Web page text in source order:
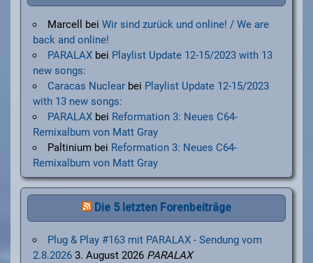
Marcell bei Wir sind zurück und online! / We are
back and online!
PARALAXbei Playlist Update 12-15/2023 with 13
new songs:
Caracas Nuclearbei Playlist Update 12-15/2023
with 13 new songs:
PARALAXbei Reformation 3: Neues C64-
Remixalbum von Matt Gray
Paltiniumbei Reformation 3: Neues C64-
Remixalbum von Matt Gray
Die 5 letzten Forenbeiträge
Plug & Play #163 mit PARALAX - Sendung vom
2.8.2026 3. August 2026 PARALAX